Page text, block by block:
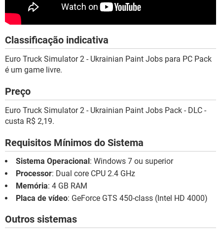
Classificação indicativa
Euro Truck Simulator 2 - Ukrainian Paint Jobs para PC Pack
é um game livre.
Preço
Euro Truck Simulator 2 - Ukrainian Paint Jobs Pack - DLC -
custa R$ 2,19.
Requisitos Mínimos do Sistema
Sistema Operacional : Windows 7 ou superior
Processor: Dual core CPU 2.4 GHz
Memória: 4 GB RAM
Placa de vídeo: GeForce GTS 450-class (Intel HD 4000)
Outros sistemas